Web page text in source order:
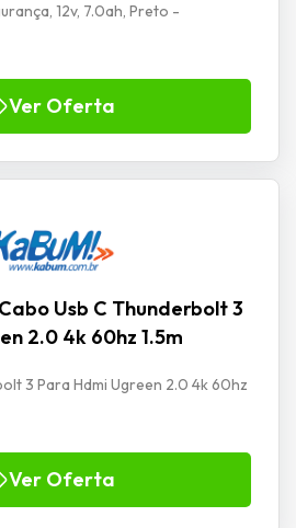
12v, 7.0ah, Preto -
Ver Oferta
Usb C Thunderbolt 3
2.0 4k 60hz 1.5m
3 Para Hdmi Ugreen 2.0 4k 60hz
Ver Oferta